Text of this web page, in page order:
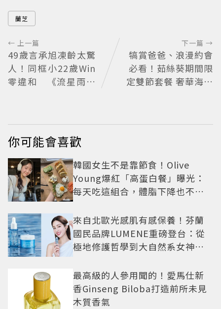
蘭芝
← 上一篇
49歲言承旭凍齡太驚
人！同框小22歲Win
零違和 《流星雨》
下一篇 →
犒賞爸爸、浪漫約會
必看！茹絲葵期間限
定雙節套餐 奢華海陸
你可能會喜歡
韓國女生不是靠節食！Olive
Young爆紅「高蛋白餐」曝光：
每天吃這組合，體脂下降也不怕
來自北歐光感肌有感保養！芬蘭
國民品牌LUMENE重磅登台：從
極地修護哲學到大自然系女神莫
最高級的人參用聞的！愛馬仕新
香Ginseng Biloba打造前所未見
木質香氣